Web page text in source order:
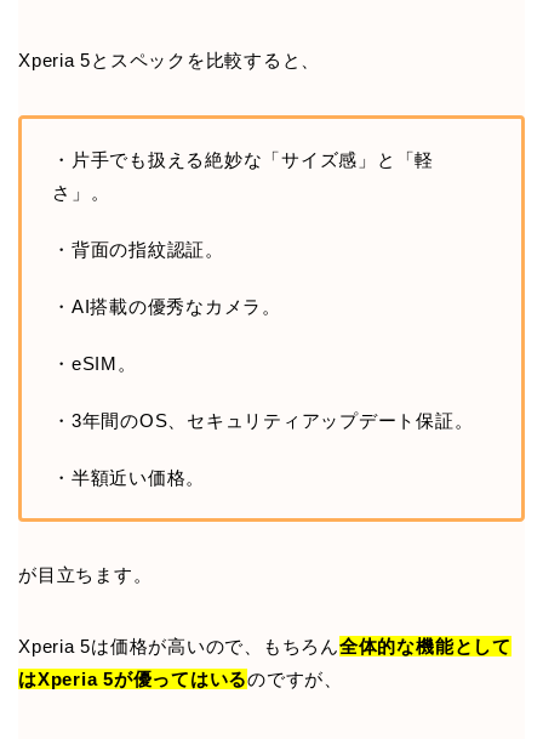
Xperia 5とスペックを比較すると、
・片手でも扱える絶妙な「サイズ感」と「軽
さ」。
・背面の指紋認証。
・AI搭載の優秀なカメラ。
・eSIM。
・3年間のOS、セキュリティアップデート保証。
・半額近い価格。
が目立ちます。
Xperia 5は価格が高いので、もちろん全体的な機能として
はXperia 5が優ってはいるのですが、